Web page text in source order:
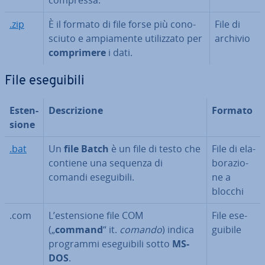
.zip
È il formato di file forse più co­no­
sciu­to e am­pia­men­te uti­liz­za­to per
com­pri­me­re i dati.
File di
archivio
File ese­gui­bi­li
Esten­
sio­ne
De­scri­zio­ne Formato
.bat Un file Batch è un file di testo che
contiene una sequenza di
comandi ese­gui­bi­li.
File di ela­
bo­ra­zio­
ne a
blocchi
.com
L’esten­sio­ne file COM
(„command“ it. comando) indica
programmi ese­gui­bi­li sotto MS-
DOS.
File ese­
gui­bi­le